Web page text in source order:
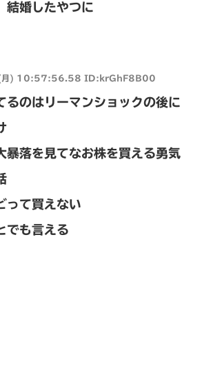
結婚したやつに
) 10:57:56.58 ID:krGhF8B00
るのはリーマンショックの後に
暴落を見てなお株を買える勇気
って買えない
でも言える